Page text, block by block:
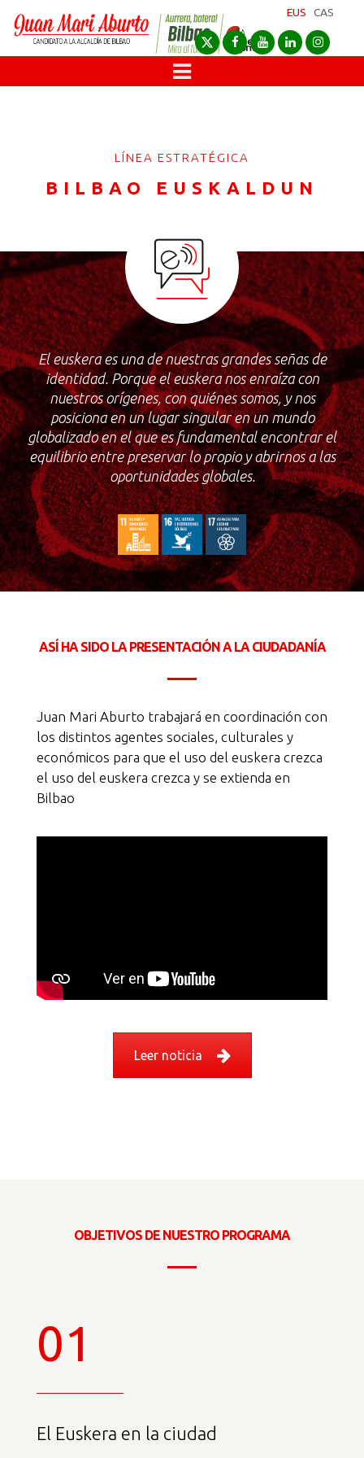
EUS CAS
LÍNEA ESTRATÉGICA
BILBAO EUSKALDUN
El euskera es una de nuestras grandes señas de
identidad. Porque el euskera nos enraíza con
nuestros orígenes, con quiénes somos, y nos
posiciona en un lugar singular en un mundo
globalizado en el que es fundamental encontrar el
equilibrio entre preservar lo propio y abrirnos a las
oportunidades globales.
ASÍ HA SIDO LA PRESENTACIÓN A LA CIUDADANÍA
Juan Mari Aburto trabajará en coordinación con
los distintos agentes sociales, culturales y
económicos para que el uso del euskera crezca
el uso del euskera crezca y se extienda en
Bilbao
Leer noticia
OBJETIVOS DE NUESTRO PROGRAMA
01
El Euskera en la ciudad